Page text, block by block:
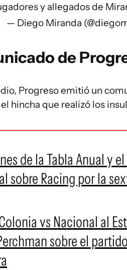
y allegados de
— Diego Miranda
de
Progreso emitió un
hincha que realizó los
de la Tabla Anual y
sobre Racing por la
vs Nacional al
sobre el